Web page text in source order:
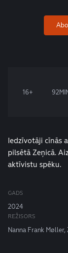
16+
Iedzīvotāji cīnās
pilsētā Zeņicā.
aktīvistu spēku.
GADS
2024
REŽISORS
Nanna Frank